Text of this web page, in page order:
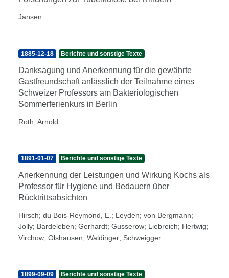
Jansen
1885-12-18 Berichte und sonstige Texte
Danksagung und Anerkennung für die gewährte
Gastfreundschaft anlässlich der Teilnahme eines
Schweizer Professors am Bakteriologischen
Sommerferienkurs in Berlin
Roth, Arnold
1891-01-07 Berichte und sonstige Texte
Anerkennung der Leistungen und Wirkung Kochs als
Professor für Hygiene und Bedauern über
Rücktrittsabsichten
Hirsch; du Bois-Reymond, E. ; Leyden; von Bergmann;
Jolly; Bardeleben; Gerhardt; Gusserow; Liebreich; Hertwig;
Virchow; Olshausen; Waldinger; Schweigger
1899-09-09 Berichte und sonstige Texte